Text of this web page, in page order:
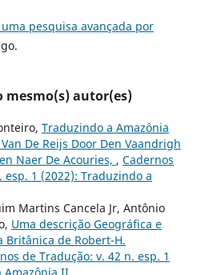
pesquisa avançada por
mesmo(s) autor(es)
Traduzindo a Amazônia
De Reijs Door Den Vaandrigh
Naer De Acouries, , Cadernos
esp. 1 (2022): Traduzindo a
Martins Cancela Jr, Antônio
Uma descrição Geográfica e
Britânica de Robert-H.
de Tradução: v. 42 n. esp. 1